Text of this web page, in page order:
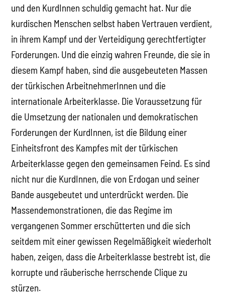
und den KurdInnen schuldig gemacht hat. Nur die
kurdischen Menschen selbst haben Vertrauen verdient,
in ihrem Kampf und der Verteidigung gerechtfertigter
Forderungen. Und die einzig wahren Freunde, die sie in
diesem Kampf haben, sind die ausgebeuteten Massen
der türkischen ArbeitnehmerInnen und die
internationale Arbeiterklasse. Die Voraussetzung für
die Umsetzung der nationalen und demokratischen
Forderungen der KurdInnen, ist die Bildung einer
Einheitsfront des Kampfes mit der türkischen
Arbeiterklasse gegen den gemeinsamen Feind. Es sind
nicht nur die KurdInnen, die von Erdogan und seiner
Bande ausgebeutet und unterdrückt werden. Die
Massendemonstrationen, die das Regime im
vergangenen Sommer erschütterten und die sich
seitdem mit einer gewissen Regelmäßigkeit wiederholt
haben, zeigen, dass die Arbeiterklasse bestrebt ist, die
korrupte und räuberische herrschende Clique zu
stürzen.